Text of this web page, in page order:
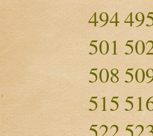
494
501
508
515